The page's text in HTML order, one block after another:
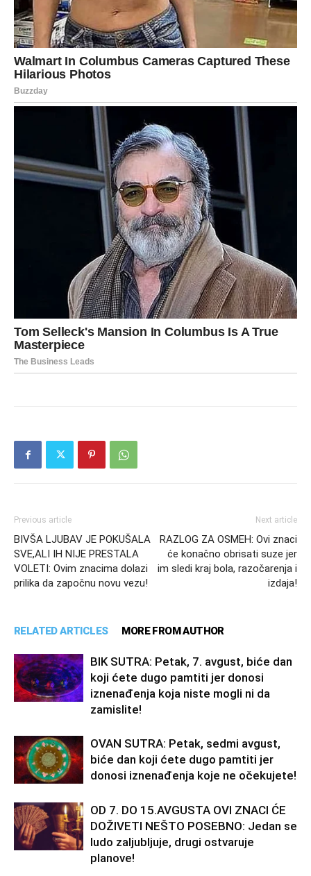
Previous article
BIVŠA LJUBAV JE POKUŠALA
SVE,ALI IH NIJE PRESTALA
VOLETI: Ovim znacima dolazi
prilika da započnu novu vezu!
Next article
RAZLOG ZA OSMEH: Ovi znaci
će konačno obrisati suze jer
im sledi kraj bola, razočarenja i
izdaja!
RELATED ARTICLES MORE FROM AUTHOR
BIK SUTRA: Petak, 7. avgust, biće dan
koji ćete dugo pamtiti jer donosi
iznenađenja koja niste mogli ni da
zamislite!
OVAN SUTRA: Petak, sedmi avgust,
biće dan koji ćete dugo pamtiti jer
donosi iznenađenja koje ne očekujete!
OD 7. DO 15.AVGUSTA OVI ZNACI ĆE
DOŽIVETI NEŠTO POSEBNO: Jedan se
ludo zaljubljuje, drugi ostvaruje
planove!